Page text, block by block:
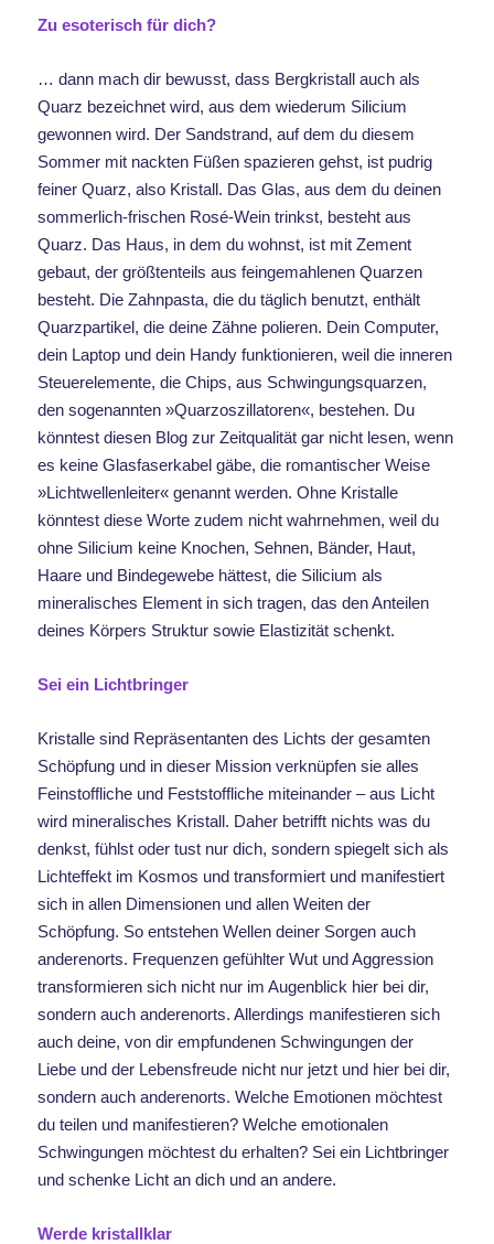
Zu esoterisch für dich?
… dann mach dir bewusst, dass Bergkristall auch als
Quarz bezeichnet wird, aus dem wiederum Silicium
gewonnen wird. Der Sandstrand, auf dem du diesem
Sommer mit nackten Füßen spazieren gehst, ist pudrig
feiner Quarz, also Kristall. Das Glas, aus dem du deinen
sommerlich-frischen Rosé-Wein trinkst, besteht aus
Quarz. Das Haus, in dem du wohnst, ist mit Zement
gebaut, der größtenteils aus feingemahlenen Quarzen
besteht. Die Zahnpasta, die du täglich benutzt, enthält
Quarzpartikel, die deine Zähne polieren. Dein Computer,
dein Laptop und dein Handy funktionieren, weil die inneren
Steuerelemente, die Chips, aus Schwingungsquarzen,
den sogenannten »Quarzoszillatoren«, bestehen. Du
könntest diesen Blog zur Zeitqualität gar nicht lesen, wenn
es keine Glasfaserkabel gäbe, die romantischer Weise
»Lichtwellenleiter« genannt werden. Ohne Kristalle
könntest diese Worte zudem nicht wahrnehmen, weil du
ohne Silicium keine Knochen, Sehnen, Bänder, Haut,
Haare und Bindegewebe hättest, die Silicium als
mineralisches Element in sich tragen, das den Anteilen
deines Körpers Struktur sowie Elastizität schenkt.
Sei ein Lichtbringer
Kristalle sind Repräsentanten des Lichts der gesamten
Schöpfung und in dieser Mission verknüpfen sie alles
Feinstoffliche und Feststoffliche miteinander – aus Licht
wird mineralisches Kristall. Daher betrifft nichts was du
denkst, fühlst oder tust nur dich, sondern spiegelt sich als
Lichteffekt im Kosmos und transformiert und manifestiert
sich in allen Dimensionen und allen Weiten der
Schöpfung. So entstehen Wellen deiner Sorgen auch
anderenorts. Frequenzen gefühlter Wut und Aggression
transformieren sich nicht nur im Augenblick hier bei dir,
sondern auch anderenorts. Allerdings manifestieren sich
auch deine, von dir empfundenen Schwingungen der
Liebe und der Lebensfreude nicht nur jetzt und hier bei dir,
sondern auch anderenorts. Welche Emotionen möchtest
du teilen und manifestieren? Welche emotionalen
Schwingungen möchtest du erhalten? Sei ein Lichtbringer
und schenke Licht an dich und an andere.
Werde kristallklar